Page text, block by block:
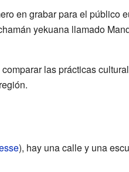
en grabar para el público
yekuana llamado
las prácticas
), hay una calle y una